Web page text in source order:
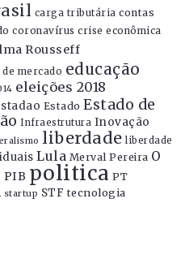
carga tributária contas
coronavírus crise econômica
Rousseff
mercado educação
eleições 2018
Estado Estado de
Infraestrutura Inovação
liberdade liberdade
Lula Merval Pereira O
PIB politica PT
startup STF tecnologia